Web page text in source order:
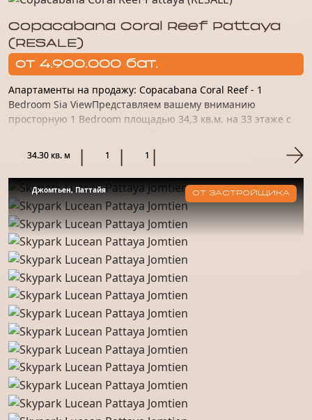
Copacabana Coral Reef Pattaya
(RESALE)
от 4.900.000 бат.
Апартаменты на продажу: Copacabana Coral Reef - 1
Bedroom Sia ViewПредставляем вашему вниманию
просторную 1 Bedroom площадью 34,3 кв.м. на 33 этаже с
качественным материало...
34.30 кв. м 1 1
Джомтьен, Паттайя ОТ ЗАСТРОЙЩИКА